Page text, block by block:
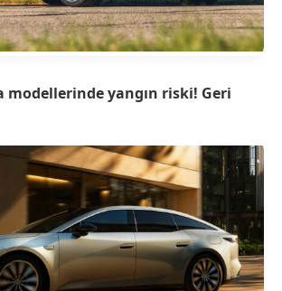
modellerinde yangın riski! Geri